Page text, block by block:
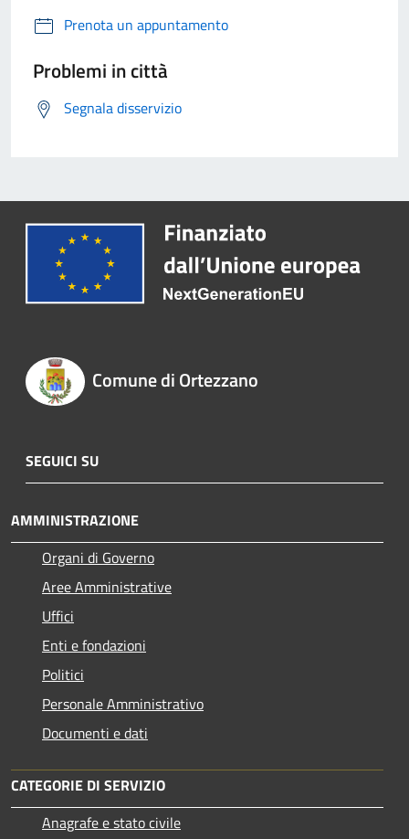
Prenota un appuntamento
Problemi in città
Segnala disservizio
Comune di Ortezzano
SEGUICI SU
AMMINISTRAZIONE
Organi di Governo
Aree Amministrative
Uffici
Enti e fondazioni
Politici
Personale Amministrativo
Documenti e dati
CATEGORIE DI SERVIZIO
Anagrafe e stato civile